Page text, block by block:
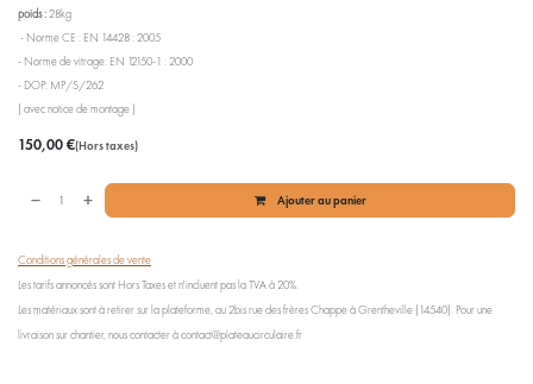
poids :28kg
- Norme CE : EN 14428 : 2005
- Norme de vitrage: EN 12150-1 : 2000
- DOP: MP/S/262
( avec notice de montage )
150,00€(Hors taxes)
Ajouter au panier
Conditions générales de vente
Les tarifs annoncés sont Hors Taxes et n'incluent pas la TVA à 20%.
Les matériaux sont à retirer sur la plateforme, au 2bis rue des frères Chappe à Grentheville (14540). Pour une
livraison sur chantier, nous contacter à contact@plateaucirculaire.fr